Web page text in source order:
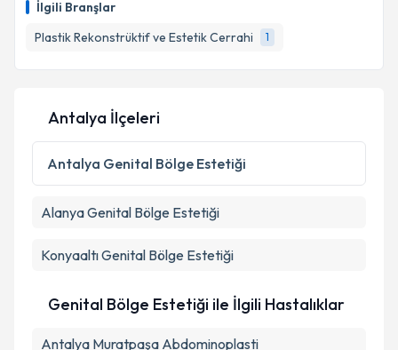
İlgili Branşlar
Plastik Rekonstrüktif ve Estetik Cerrahi
1
Antalya İlçeleri
Antalya Genital Bölge Estetiği
AlanyaGenital Bölge Estetiği
KonyaaltıGenital Bölge Estetiği
Genital Bölge Estetiği ile İlgili Hastalıklar
Antalya Muratpaşa Abdominoplasti